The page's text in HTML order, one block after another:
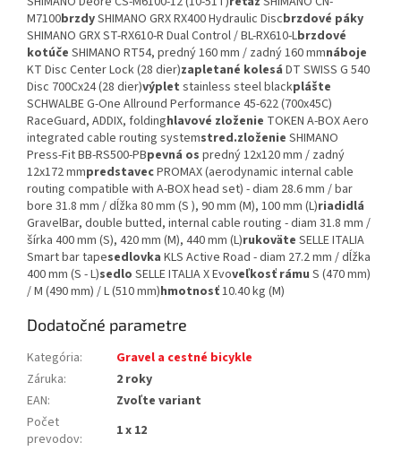
M7100brzdySHIMANO GRX RX400 Hydraulic Discbrzdové páky
SHIMANO GRX ST-RX610-R Dual Control / BL-RX610-Lbrzdové
kotúče SHIMANO RT54, predný 160 mm / zadný 160 mmnáboje
KT Disc Center Lock (28 dier)zapletané kolesá DT SWISS G 540
Disc 700Cx24 (28 dier)výplet stainless steel blackplášte
SCHWALBE G-One Allround Performance 45-622 (700x45C)
RaceGuard, ADDIX, foldinghlavové zloženie TOKEN A-BOX Aero
integrated cable routing systemstred.zloženie SHIMANO
Press-Fit BB-RS500-PBpevná os predný 12x120 mm / zadný
12x172 mmpredstavecPROMAX (aerodynamic internal cable
routing compatible with A-BOX head set) - diam 28.6 mm / bar
bore 31.8 mm / dĺžka 80 mm (S ), 90 mm (M), 100 mm (L)riadidlá
GravelBar, double butted, internal cable routing - diam 31.8 mm /
šírka 400 mm (S), 420 mm (M), 440 mm (L)rukoväte SELLE ITALIA
Smart bar tapesedlovka KLS Active Road - diam 27.2 mm / dĺžka
400 mm (S - L)sedlo SELLE ITALIA X Evoveľkosť rámu S (470 mm)
/ M (490 mm) / L (510 mm)hmotnosť10.40 kg (M)
Dodatočné parametre
Kategória:
Gravel a cestné bicykle
Záruka:
2 roky
EAN:
Zvoľte variant
Počet
prevodov: 1 x 12